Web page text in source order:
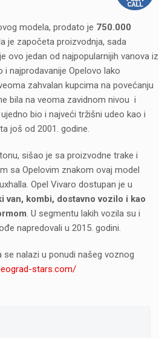
modela, prodato je 750.000
je započeta proizvodnja, sada
ovo jedan od najpopularnijih vanova iz
najprodavanije Opelovo lako
zahvalan kupcima na povećanju
bila na veoma zavidnom nivou i
bio i najveći tržišni udeo kao i
još od 2001. godine.
sišao je sa proizvodne trake i
sa Opelovim znakom ovaj model
Opel Vivaro dostupan je u
van, kombi, dostavno vozilo i kao
. U segmentu lakih vozila su i
napredovali u 2015. godini.
se nalazi u ponudi našeg voznog
stars.com/